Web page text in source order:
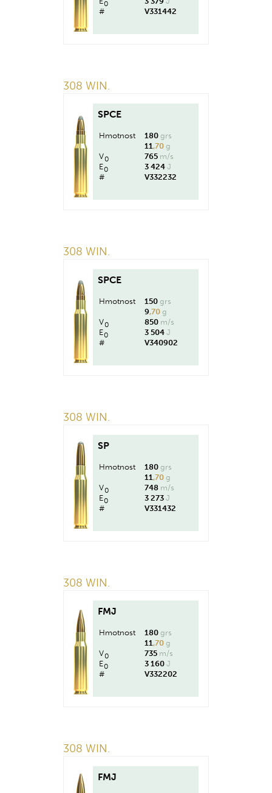
0
#
V331442
308 WIN.
SPCE
Hmotnost 180 grs
11,70 g
V0 765 m/s
E0 3 424 J
#
V332232
308 WIN.
SPCE
Hmotnost 150 grs
9,70 g
V0 850 m/s
E0 3 504 J
#
V340902
308 WIN.
SP
Hmotnost 180 grs
11,70 g
V0 748 m/s
E0 3 273 J
#
V331432
308 WIN.
FMJ
Hmotnost 180 grs
11,70 g
V0 735 m/s
E0 3 160 J
#
V332202
308 WIN.
FMJ